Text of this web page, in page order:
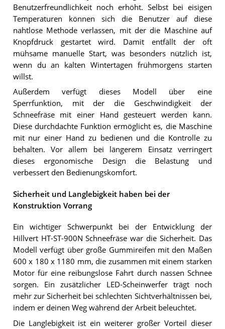
Benutzerfreundlichkeit noch erhöht. Selbst bei eisigen
Temperaturen können sich die Benutzer auf diese
nahtlose Methode verlassen, mit der die Maschine auf
Knopfdruck gestartet wird. Damit entfällt der oft
mühsame manuelle Start, was besonders nützlich ist,
wenn du an kalten Wintertagen frühmorgens starten
willst.
Außerdem verfügt dieses Modell über eine
Sperrfunktion, mit der die Geschwindigkeit der
Schneefräse mit einer Hand gesteuert werden kann.
Diese durchdachte Funktion ermöglicht es, die Maschine
mit nur einer Hand zu bedienen und die Kontrolle zu
behalten. Vor allem bei längerem Einsatz verringert
dieses ergonomische Design die Belastung und
verbessert den Bedienungskomfort.
Sicherheit und Langlebigkeit haben bei der
Konstruktion Vorrang
Ein wichtiger Schwerpunkt bei der Entwicklung der
Hillvert HT-ST-900N Schneefräse war die Sicherheit. Das
Modell verfügt über große Gummireifen mit den Maßen
600 x 180 x 1180 mm, die zusammen mit einem starken
Motor für eine reibungslose Fahrt durch nassen Schnee
sorgen. Ein zusätzlicher LED-Scheinwerfer trägt noch
mehr zur Sicherheit bei schlechten Sichtverhältnissen bei,
indem er deinen Weg während der Arbeit beleuchtet.
Die Langlebigkeit ist ein weiterer großer Vorteil dieser